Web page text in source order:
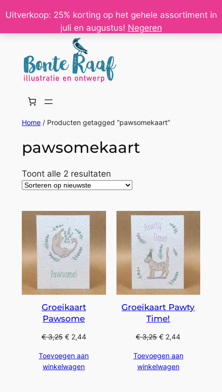
Uitverkoop: 25% korting op het gehele assortiment in
juli en augustus! Negeren
Ga
de
Home/ Producten getagged “pawsomekaart”
pawsomekaart
Toont alle 2 resultatenGesorteerd
Groeikaart
Pawsome
€3,25 €2,44
Toevoegen aan
winkelwagen
Groeikaart Pawty
Time!
€3,25 € 2,44
Toevoegen aan
winkelwagen